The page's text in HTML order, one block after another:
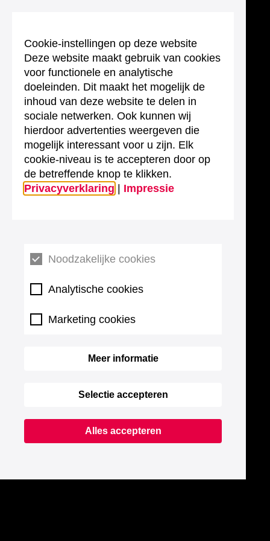
Cookie-instellingen op deze website
Deze website maakt gebruik van cookies
voor functionele en analytische
doeleinden. Dit maakt het mogelijk de
inhoud van deze website te delen in
sociale netwerken. Ook kunnen wij
hierdoor advertenties weergeven die
mogelijk interessant voor u zijn. Elk
cookie-niveau is te accepteren door op
de betreffende knop te klikken.
Privacyverklaring
Impressie
Noodzakelijke cookies
Analytische cookies
Marketing cookies
Meer informatie
Selectie accepteren
Alles accepteren